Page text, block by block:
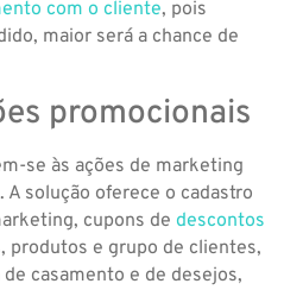
com o cliente, pois
maior será a chance de
promocionais
se às ações de marketing
A solução oferece o cadastro
cupons de descontos
produtos e grupo de clientes,
casamento e de desejos,